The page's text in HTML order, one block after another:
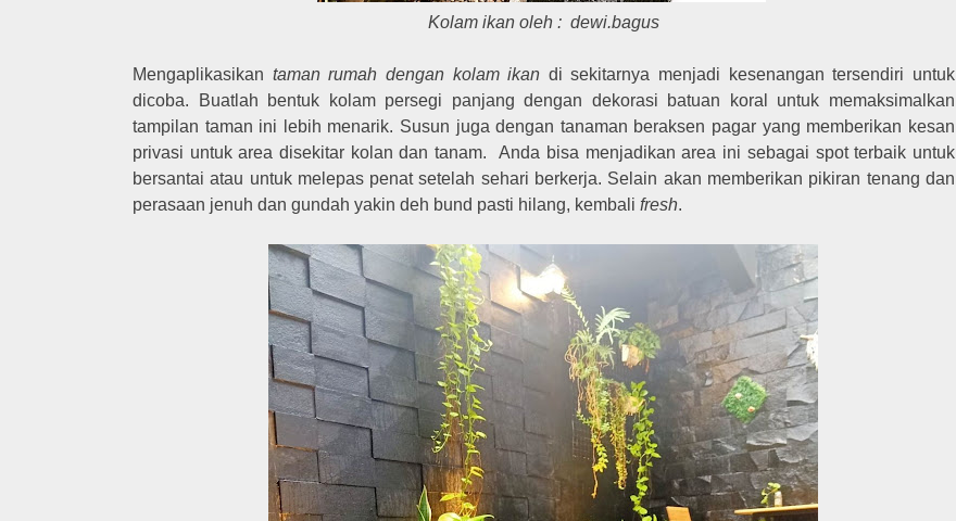
Kolam ikan oleh : dewi.bagus
Mengaplikasikan taman rumah dengan kolam ikan di sekitarnya menjadi kesenangan tersendiri untuk
dicoba. Buatlah bentuk kolam persegi panjang dengan dekorasi batuan koral untuk memaksimalkan
tampilan taman ini lebih menarik. Susun juga dengan tanaman beraksen pagar yang memberikan kesan
privasi untuk area disekitar kolan dan tanam.
Anda bisa menjadikan area ini sebagai spot terbaik untuk
bersantai atau untuk melepas penat setelah sehari berkerja. Selain akan memberikan pikiran tenang dan
perasaan jenuh dan gundah yakin deh bund pasti hilang, kembali fresh.